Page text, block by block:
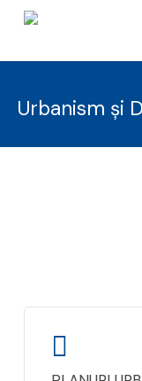
Skip
main
Urbanism și